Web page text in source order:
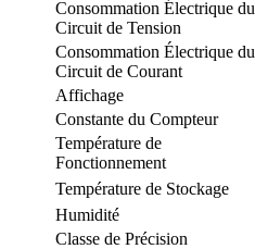
Consommation Électrique du
Circuit de Tension
Consommation Électrique du
Circuit de Courant
Affichage
Constante du Compteur
Température de
Fonctionnement
Température de Stockage
Humidité
Classe de Précision